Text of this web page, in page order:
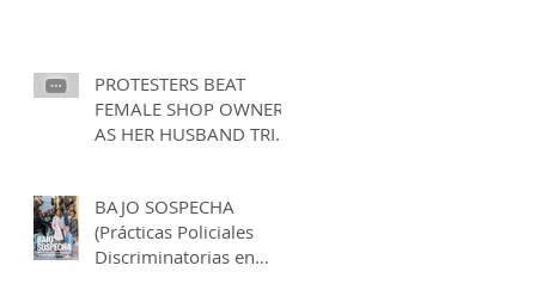
PROTESTERS BEAT
FEMALE SHOP OWNER
AS HER HUSBAND TRIES
BAJO SOSPECHA
(Prácticas Policiales
Discriminatorias en